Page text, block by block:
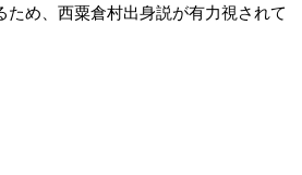
ため、西粟倉村出身説が有力視されて